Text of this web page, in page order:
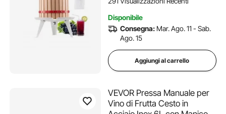
Disponibile
Consegna: Mar. Ago. 11 - Sab.
Ago. 15
Aggiungi al carrello
VEVOR Pressa Manuale per
Vino di Frutta Cesto in